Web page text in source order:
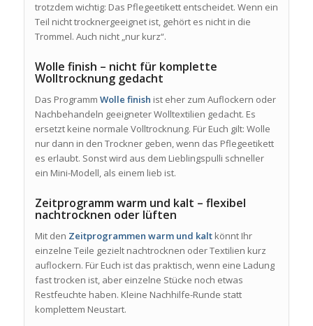
trotzdem wichtig: Das Pflegeetikett entscheidet. Wenn ein
Teil nicht trocknergeeignet ist, gehört es nicht in die
Trommel. Auch nicht „nur kurz“.
Wolle finish – nicht für komplette
Wolltrocknung gedacht
Das Programm Wolle finish ist eher zum Auflockern oder
Nachbehandeln geeigneter Wolltextilien gedacht. Es
ersetzt keine normale Volltrocknung. Für Euch gilt: Wolle
nur dann in den Trockner geben, wenn das Pflegeetikett
es erlaubt. Sonst wird aus dem Lieblingspulli schneller
ein Mini-Modell, als einem lieb ist.
Zeitprogramm warm und kalt – flexibel
nachtrocknen oder lüften
Mit den Zeitprogrammen warm und kaltkönnt Ihr
einzelne Teile gezielt nachtrocknen oder Textilien kurz
auflockern. Für Euch ist das praktisch, wenn eine Ladung
fast trocken ist, aber einzelne Stücke noch etwas
Restfeuchte haben. Kleine Nachhilfe-Runde statt
komplettem Neustart.